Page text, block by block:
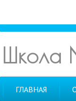
Школа
ГЛАВНАЯ